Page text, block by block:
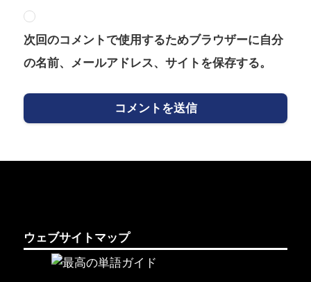
次回のコメントで使用するためブラウザーに自分
の名前、メールアドレス、サイトを保存する。
ウェブサイトマップ